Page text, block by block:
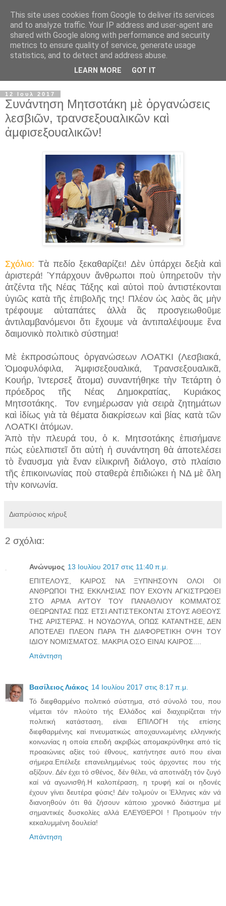
12 Ιουλ 2017
Συνάντηση Μητσοτάκη μὲ ὀργανώσεις
λεσβιῶν, τρανσεξουαλικῶν καὶ
ἀμφισεξουαλικῶν!
Σχόλιο: Τὰ πεδίο ξεκαθαρίζει! Δὲν ὑπάρχει δεξιὰ καὶ
ἀριστερά! Ὑπάρχουν ἄνθρωποι ποὺ ὑπηρετοῦν τὴν
ἀτζέντα τῆς Νέας Τάξης καὶ αὐτοὶ ποὺ ἀντιστέκονται
ὑγιῶς κατὰ τῆς ἐπιβολῆς της! Πλέον ὡς λαὸς ἃς μὴν
τρέφουμε αὐταπάτες ἀλλὰ ἃς προσγειωθοῦμε
ἀντιλαμβανόμενοι ὅτι ἔχουμε νὰ ἀντιπαλέψουμε ἕνα
δαιμονικὸ πολιτικὸ σύστημα!
Μὲ ἐκπροσώπους ὀργανώσεων ΛΟΑΤΚΙ (Λεσβιακά,
Ὁμοφυλόφιλα, Ἀμφισεξουαλικά, Τρανσεξουαλικᾶ,
Κουήρ, Ἰντερσεξ ἄτομα) συναντήθηκε τὴν Τετάρτη ὀ
πρόεδρος τῆς Νέας Δημοκρατίας, Κυριάκος
Μητσοτάκης. Τον ενημέρωσαν γιὰ σειρὰ ζητημάτων
καὶ ἰδίως γιὰ τὰ θέματα διακρίσεων καὶ βίας κατὰ τῶν
ΛΟΑΤΚΙ ἀτόμων.
Ἀπὸ τὴν πλευρά του, ὁ κ. Μητσοτάκης ἐπισήμανε
πὼς εὐελπιστεῖ ὅτι αὐτὴ ἡ συνάντηση θὰ ἀποτελέσει
τὸ ἔναυσμα γιὰ ἕναν εἰλικρινῆ διάλογο, στὸ πλαίσιο
τῆς ἐπικοινωνίας ποὺ σταθερὰ ἐπιδιώκει ἡ ΝΔ μὲ ὅλη
τὴν κοινωνία.
Διαπρύσιος κήρυξ
2 σχόλια:
Ανώνυμος 13 Ιουλίου 2017 στις 11:40 π.μ.
ΕΠΙΤΕΛΟΥΣ, ΚΑΙΡΟΣ ΝΑ ΞΥΠΝΗΣΟΥΝ ΟΛΟΙ ΟΙ
ΑΝΘΡΩΠΟΙ ΤΗΣ ΕΚΚΛΗΣΙΑΣ ΠΟΥ ΕΧΟΥΝ ΑΓΚΙΣΤΡΩΘΕΙ
ΣΤΟ ΑΡΜΑ ΑΥΤΟΥ ΤΟΥ ΠΑΝΑΘΛΙΟΥ ΚΟΜΜΑΤΟΣ
ΘΕΩΡΩΝΤΑΣ ΠΩΣ ΕΤΣΙ ΑΝΤΙΣΤΕΚΟΝΤΑΙ ΣΤΟΥΣ ΑΘΕΟΥΣ
ΤΗΣ ΑΡΙΣΤΕΡΑΣ. Η ΝΟΥΔΟΥΛΑ, ΟΠΩΣ ΚΑΤΑΝΤΗΣΕ, ΔΕΝ
ΑΠΟΤΕΛΕΙ ΠΛΕΟΝ ΠΑΡΑ ΤΗ ΔΙΑΦΟΡΕΤΙΚΗ ΟΨΗ ΤΟΥ
ΙΔΙΟΥ ΝΟΜΙΣΜΑΤΟΣ. ΜΑΚΡΙΑ ΟΣΟ ΕΙΝΑΙ ΚΑΙΡΟΣ....
Απάντηση
Βασίλειος Λιάκος 14 Ιουλίου 2017 στις 8:17 π.μ.
Τό διεφθαρμένο πολιτικό σύστημα, στό σύνολό του, που
νέμεται τόν πλούτο τής Ελλάδος καί διαχειρίζεται τήν
πολιτική κατάσταση, είναι ΕΠΙΛΟΓΗ τής επίσης
διεφθαρμένης καί πνευματικώς αποχαυνωμένης ελληνικής
κοινωνίας η οποία επειδή ακριβώς απομακρύνθηκε από τίς
προαιώνιες αξίες τού έθνους, κατήντησε αυτό που είναι
σήμερα.Επέλεξε επανειλημμένως τούς άρχοντες που τής
αξίζουν. Δέν έχει τό σθένος, δέν θέλει, νά αποτινάξη τόν ζυγό
καί νά αγωνισθή.Η καλοπέραση, η τρυφή καί οι ηδονές
έχουν γίνει δευτέρα φύσις! Δέν τολμούν οι Έλληνες κάν νά
διανοηθούν ότι θά ζήσουν κάποιο χρονικό διάστημα μέ
σημαντικές δυσκολίες αλλά ΕΛΕΥΘΕΡΟΙ ! Προτιμούν τήν
κεκαλυμμένη δουλεία!
Απάντηση
This site uses cookies from Google to deliver its services
and to analyze traffic. Your IP address and user-agent are
shared with Google along with performance and security
metrics to ensure quality of service, generate usage
statistics, and to detect and address abuse.
LEARN MORE GOT IT